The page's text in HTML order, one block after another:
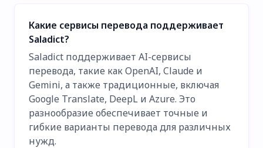
Какие сервисы перевода поддерживает
Saladict?
Saladict поддерживает AI-сервисы
перевода, такие как OpenAI, Claude и
Gemini, а также традиционные, включая
Google Translate, DeepL и Azure. Это
разнообразие обеспечивает точные и
гибкие варианты перевода для различных
нужд.